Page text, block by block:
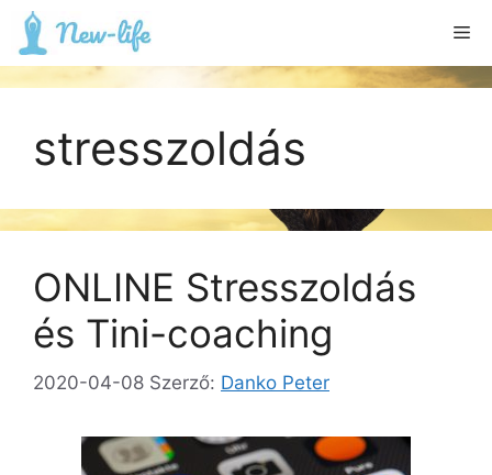
Kilépés
tartalomba
stresszoldás
ONLINE Stresszoldás
és Tini-coaching
2020-04-08 Szerző: Danko Peter